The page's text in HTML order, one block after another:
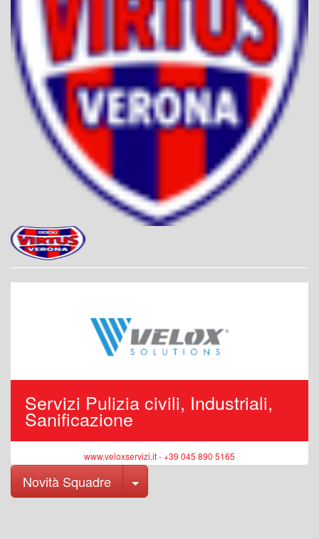
Servizi Pulizia civili, Industriali,
Sanificazione
www.veloxservizi.it - +39 045 890 5165
Novità Squadre Toggle Dropdown